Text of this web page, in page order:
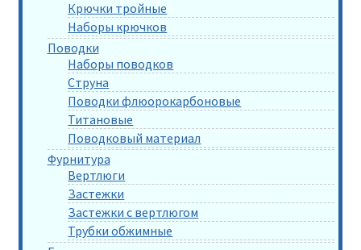
Крючки тройные
Наборы крючков
Поводки
Наборы поводков
Струна
Поводки флюорокарбоновые
Титановые
Поводковый материал
Фурнитура
Вертлюги
Застежки
Застежки с вертлюгом
Трубки обжимные